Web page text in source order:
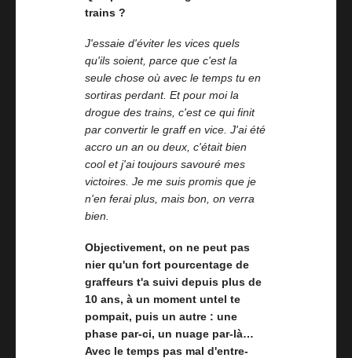
trains ?
J'essaie d'éviter les vices quels
qu'ils soient, parce que c'est la
seule chose où avec le temps tu en
sortiras perdant. Et pour moi la
drogue des trains, c'est ce qui finit
par convertir le graff en vice. J'ai été
accro un an ou deux, c'était bien
cool et j'ai toujours savouré mes
victoires. Je me suis promis que je
n'en ferai plus, mais bon, on verra
bien.
Objectivement, on ne peut pas
nier qu'un fort pourcentage de
graffeurs t'a suivi depuis plus de
10 ans, à un moment untel te
pompait, puis un autre : une
phase par-ci, un nuage par-là…
Avec le temps pas mal d'entre-